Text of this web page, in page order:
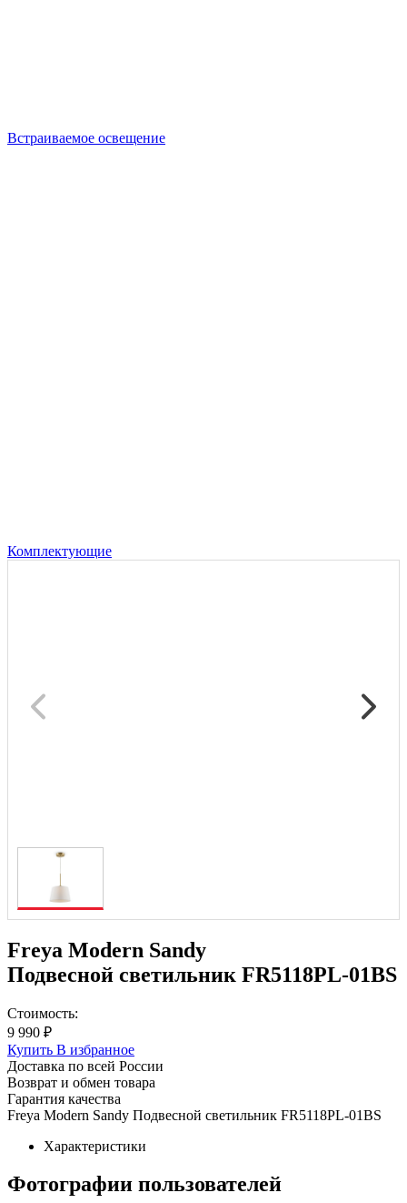
Встраиваемое освещение
Комплектующие
Freya Modern Sandy
Подвесной светильник FR5118PL-01BS
Стоимость:
9 990 ₽
Купить В избранное
Доставка по всей России
Возврат и обмен товара
Гарантия качества
Freya Modern Sandy Подвесной светильник FR5118PL-01BS
Характеристики
Фотографии пользователей